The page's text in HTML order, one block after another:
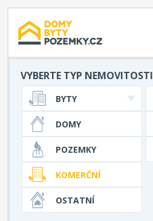
VYBERTE TYP NEMOVITOSTI
BYTY
DOMY
POZEMKY
KOMERČNÍ
OSTATNÍ